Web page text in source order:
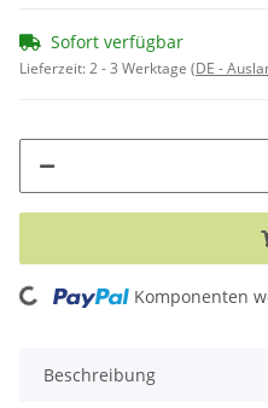
Sofort verfügbar
Lieferzeit:2 - 3 Werktage (DE -
Loading... Komponenten
Beschreibung